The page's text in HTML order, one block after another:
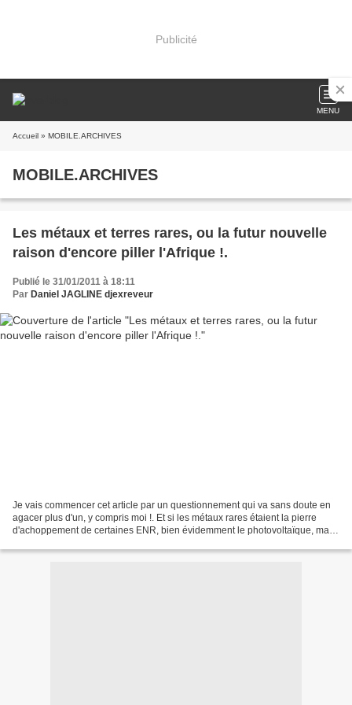
Publicité
MENU
Accueil » MOBILE.ARCHIVES
MOBILE.ARCHIVES
Les métaux et terres rares, ou la futur nouvelle
raison d'encore piller l'Afrique !.
Publié le 31/01/2011 à 18:11
Par Daniel JAGLINE djexreveur
Je vais commencer cet article par un questionnement qui va sans doute en
agacer plus d'un, y compris moi !. Et si les métaux rares étaient la pierre
d'achoppement de certaines ENR, bien évidemment le photovoltaïque, mais